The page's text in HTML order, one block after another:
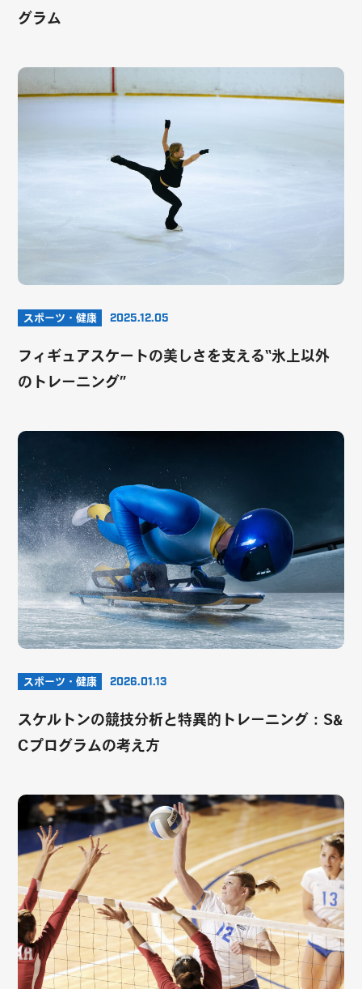
グラム
スポーツ・健康 2025.12.05
フィギュアスケートの美しさを支える“氷上以外
のトレーニング”
スポーツ・健康 2026.01.13
スケルトンの競技分析と特異的トレーニング：S&
Cプログラムの考え方